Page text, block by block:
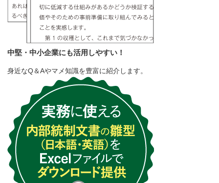
中堅・中小企業にも活用しやすい！
身近なQ＆Aやマメ知識を豊富に紹介します。